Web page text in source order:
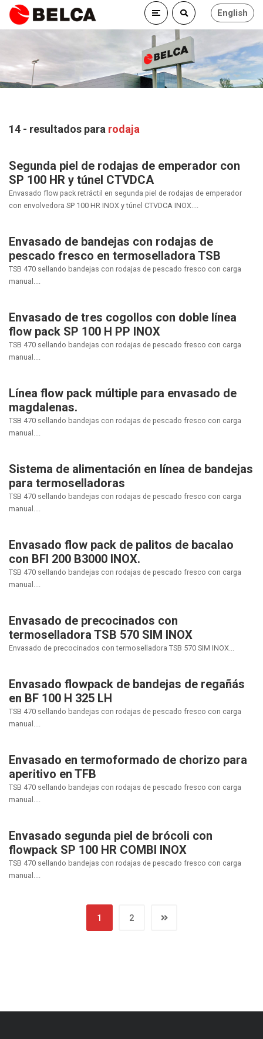
English
14 - resultados para rodaja
Segunda piel de rodajas de emperador con
SP 100 HR y túnel CTVDCA
Envasado flow pack retráctil en segunda piel de rodajas de emperador
con envolvedora SP 100 HR INOX y túnel CTVDCA INOX....
Envasado de bandejas con rodajas de
pescado fresco en termoselladora TSB
TSB 470 sellando bandejas con rodajas de pescado fresco con carga
manual....
Envasado de tres cogollos con doble línea
flow pack SP 100 H PP INOX
TSB 470 sellando bandejas con rodajas de pescado fresco con carga
manual....
Línea flow pack múltiple para envasado de
magdalenas.
TSB 470 sellando bandejas con rodajas de pescado fresco con carga
manual....
Sistema de alimentación en línea de bandejas
para termoselladoras
TSB 470 sellando bandejas con rodajas de pescado fresco con carga
manual....
Envasado flow pack de palitos de bacalao
con BFI 200 B3000 INOX.
TSB 470 sellando bandejas con rodajas de pescado fresco con carga
manual....
Envasado de precocinados con
termoselladora TSB 570 SIM INOX
Envasado de precocinados con termoselladora TSB 570 SIM INOX...
Envasado flowpack de bandejas de regañás
en BF 100 H 325 LH
TSB 470 sellando bandejas con rodajas de pescado fresco con carga
manual....
Envasado en termoformado de chorizo para
aperitivo en TFB
TSB 470 sellando bandejas con rodajas de pescado fresco con carga
manual....
Envasado segunda piel de brócoli con
flowpack SP 100 HR COMBI INOX
TSB 470 sellando bandejas con rodajas de pescado fresco con carga
manual....
1 2